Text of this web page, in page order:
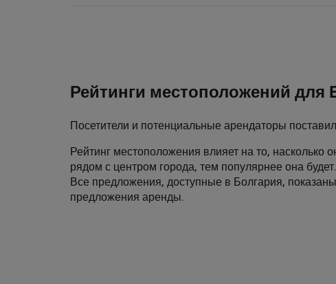
Рейтинги местоположений для
Посетители и потенциальные арендаторы
Рейтинг местоположения влияет на то,
рядом с центром города, тем популярнее она
Все предложения, доступные в Болгария,
предложения аренды.